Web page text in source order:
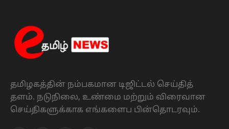
தமிழகத்தின் நம்பகமான டிஜிட்டல் செய்தித்
தளம். நடுநிலை, உண்மை மற்றும் விரைவான
செய்திகளுக்காக எங்களைப பின்தொடரவும்.